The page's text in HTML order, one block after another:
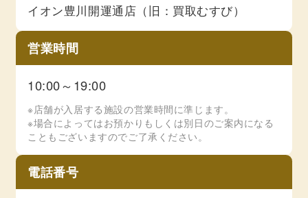
イオン豊川開運通店（旧：買取むすび）
営業時間
10:00～19:00
※店舗が入居する施設の営業時間に準じます。
※場合によってはお預かりもしくは別日のご案内になる
こともございますのでご了承ください。
電話番号